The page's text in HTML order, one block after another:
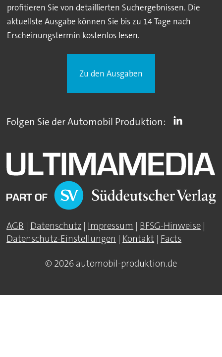
profitieren Sie von detaillierten Suchergebnissen. Die
aktuellste Ausgabe können Sie bis zu 14 Tage nach
Erscheinungstermin kostenlos lesen.
Zu den Ausgaben
Folgen Sie der Automobil Produktion:
AGB | Datenschutz | Impressum | BFSG-Hinweise |
Datenschutz-Einstellungen | Kontakt | Facts
© 2026 automobil-produktion.de